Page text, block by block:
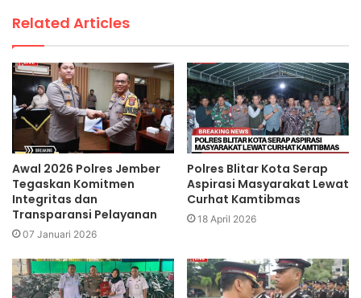
Related Articles
Awal 2026 Polres Jember
Tegaskan Komitmen
Integritas dan
Transparansi Pelayanan
07 Januari 2026
Polres Blitar Kota Serap
Aspirasi Masyarakat Lewat
Curhat Kamtibmas
18 April 2026